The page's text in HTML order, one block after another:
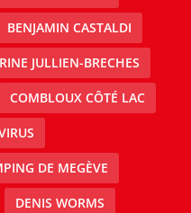
BENJAMIN CASTALDI
JULLIEN-BRECHES
COMBLOUX CÔTÉ LAC
DE MEGÈVE
DENIS WORMS